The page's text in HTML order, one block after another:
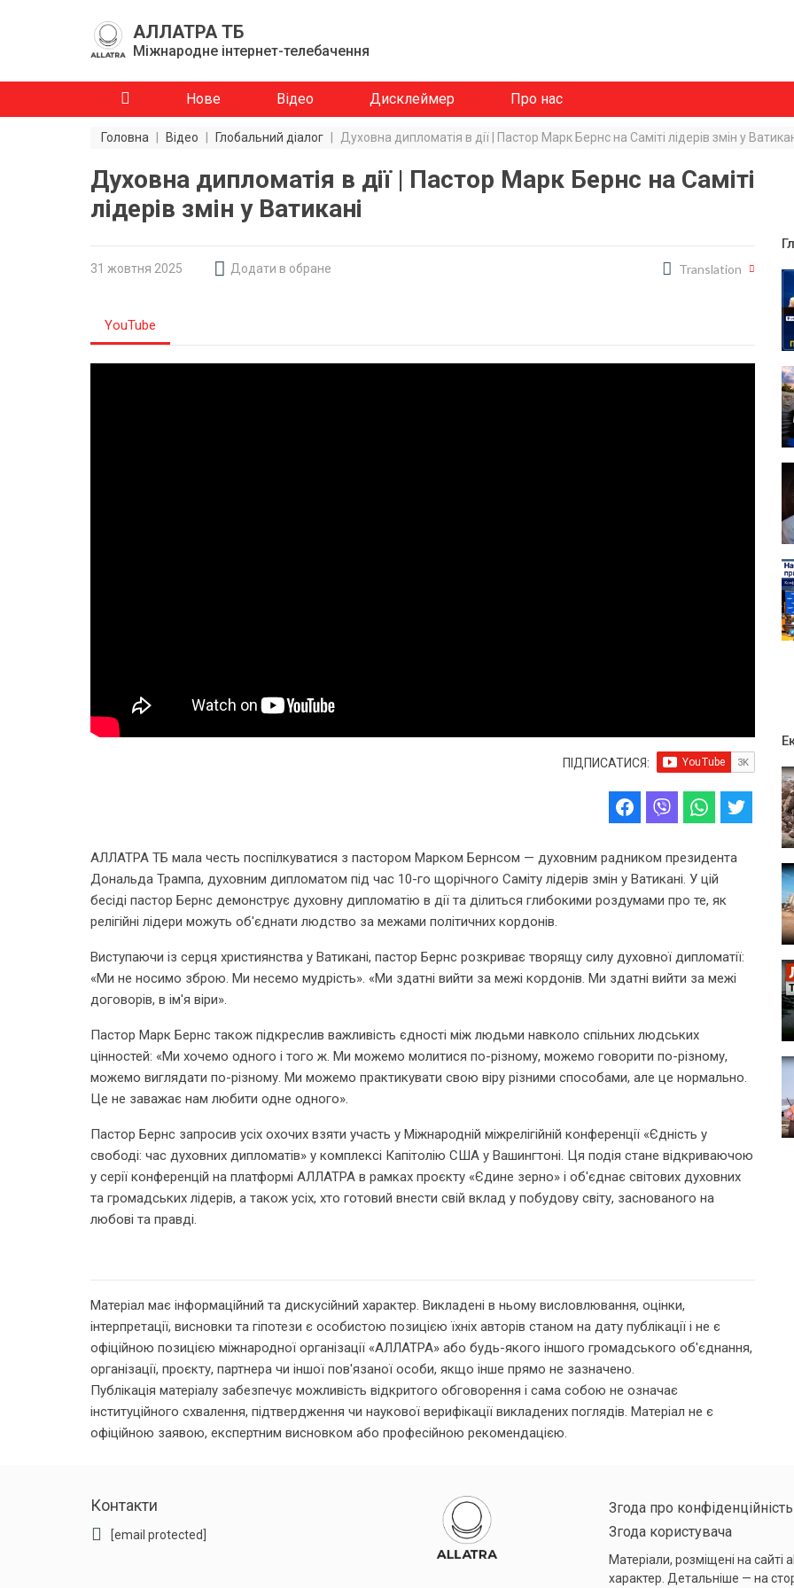
АЛЛАТРА ТБ
Міжнародне інтернет-телебачення
Нове Відео Дисклеймер Про нас
Головна Відео Глобальний діалог Духовна дипломатія в дії | Пастор Марк Бернс на Саміті лідерів змін у
Духовна дипломатія в дії | Пастор Марк Бернс на Саміті
лідерів змін у Ватикані
31 жовтня 2025 Додати в обране Translation
YouTube
ПІДПИСАТИСЯ:
АЛЛАТРА ТБ мала честь поспілкуватися з пастором Марком Бернсом — духовним радником президента
Дональда Трампа, духовним дипломатом під час 10-го щорічного Саміту лідерів змін у Ватикані. У цій
бесіді пастор Бернс демонструє духовну дипломатію в дії та ділиться глибокими роздумами про те, як
релігійні лідери можуть об'єднати людство за межами політичних кордонів.
Виступаючи із серця християнства у Ватикані, пастор Бернс розкриває творящу силу духовної дипломатії:
«Ми не носимо зброю. Ми несемо мудрість». «Ми здатні вийти за межі кордонів. Ми здатні вийти за межі
договорів, в ім'я віри».
Пастор Марк Бернс також підкреслив важливість єдності між людьми навколо спільних людських
цінностей: «Ми хочемо одного і того ж. Ми можемо молитися по-різному, можемо говорити по-різному,
можемо виглядати по-різному. Ми можемо практикувати свою віру різними способами, але це нормально.
Це не заважає нам любити одне одного».
Пастор Бернс запросив усіх охочих взяти участь у Міжнародній міжрелігійній конференції «Єдність у
свободі: час духовних дипломатів» у комплексі Капітолію США у Вашингтоні. Ця подія стане відкриваючою
у серії конференцій на платформі АЛЛАТРА в рамках проєкту «Єдине зерно» і об'єднає світових духовних
та громадських лідерів, а також усіх, хто готовий внести свій вклад у побудову світу, заснованого на
любові та правді.
Матеріал має інформаційний та дискусійний характер. Викладені в ньому висловлювання, оцінки,
інтерпретації, висновки та гіпотези є особистою позицією їхніх авторів станом на дату публікації і не є
офіційною позицією міжнародної організації «АЛЛАТРА» або будь-якого іншого громадського об'єднання,
організації, проєкту, партнера чи іншої пов'язаної особи, якщо інше прямо не зазначено.
Публікація матеріалу забезпечує можливість відкритого обговорення і сама собою не означає
інституційного схвалення, підтвердження чи наукової верифікації викладених поглядів. Матеріал не є
офіційною заявою, експертним висновком або професійною рекомендацією.
Контакти
[email protected]
Згода про конфіденційність
Згода користувача
Матеріали, розміщені на сайті
характер. Детальніше — на